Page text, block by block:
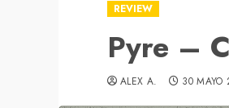
REVIEW
Pyre –
ALEX A. 30 MAYO